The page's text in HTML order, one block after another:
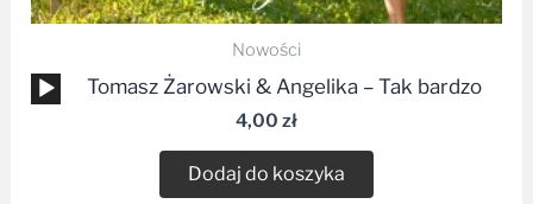
Nowości
Odtwarzacz
plików
Tomasz Żarowski & Angelika – Tak bardzo
4,00 zł
Dodaj do koszyka